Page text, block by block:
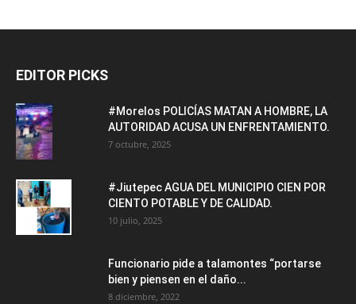
EDITOR PICKS
#Morelos POLICÍAS MATAN A HOMBRE, LA
AUTORIDAD ACUSA UN ENFRENTAMIENTO.
7 octubre, 2025
#Jiutepec AGUA DEL MUNICIPIO CIEN POR
CIENTO POTABLE Y DE CALIDAD.
10 julio, 2025
Funcionario pide a talamontes “portarse
bien y piensen en el daño...
8 diciembre, 2022